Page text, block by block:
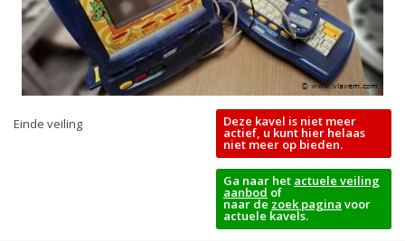
Einde veiling Deze kavel is niet meer
actief, u kunt hier helaas
niet meer op bieden.
Ga naar het actuele veiling
aanbod of
naar de zoek pagina voor
actuele kavels.